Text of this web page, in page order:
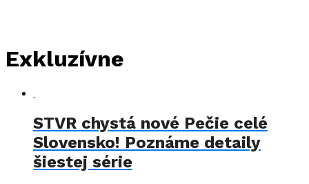
Exkluzívne
STVR chystá nové Pečie celé
Slovensko! Poznáme detaily
šiestej série